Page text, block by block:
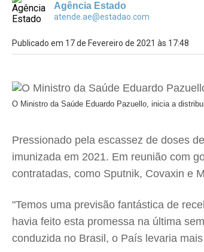
Agência Estado
atende.ae@estadao.com
Publicado em 17 de Fevereiro de 2021 às 17:48
O Ministro da Saúde Eduardo Pazuello, inicia a
Pressionado pela escassez de doses de
imunizada em 2021. Em reunião com
contratadas, como Sputnik, Covaxin e
"Temos uma previsão fantástica de
havia feito esta promessa na última
conduzida no Brasil, o País levaria